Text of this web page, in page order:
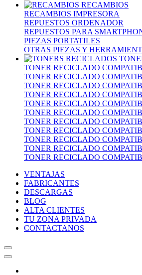
RECAMBIOS
RECAMBIOS IMPRESORA
REPUESTOS ORDENADOR
REPUESTOS PARA
PIEZAS PORTATILES
OTRAS PIEZAS Y
TONER RECICLADO
TONER RECICLADO
TONER RECICLADO
TONER RECICLADO
TONER RECICLADO
TONER RECICLADO
TONER RECICLADO
TONER RECICLADO
TONER RECICLADO
TONER RECICLADO
TONER RECICLADO
VENTAJAS
FABRICANTES
DESCARGAS
BLOG
ALTA CLIENTES
TU ZONA PRIVADA
CONTACTANOS